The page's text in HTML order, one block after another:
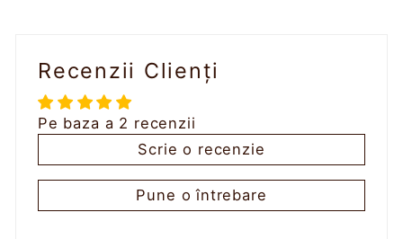
Recenzii Clienți
Pe baza a 2 recenzii
Scrie o recenzie
Pune o întrebare